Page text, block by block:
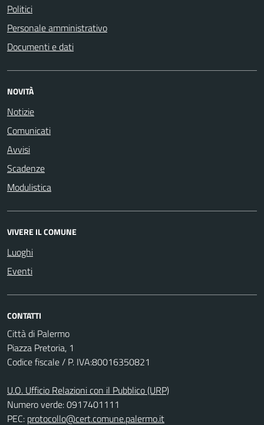
Politici
Personale amministrativo
Documenti e dati
NOVITÀ
Notizie
Comunicati
Avvisi
Scadenze
Modulistica
VIVERE IL COMUNE
Luoghi
Eventi
CONTATTI
Città di Palermo
Piazza Pretoria, 1
Codice fiscale / P. IVA:80016350821
U.O. Ufficio Relazioni con il Pubblico (URP)
Numero verde: 0917401111
PEC: protocollo@cert.comune.palermo.it